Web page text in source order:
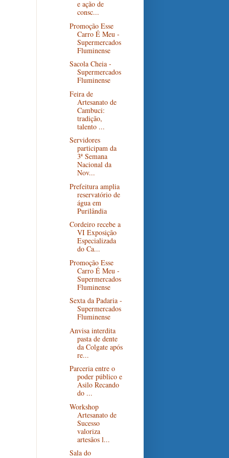
e ação de
consc...
Promoção Esse
Carro É Meu -
Supermercados
Fluminense
Sacola Cheia -
Supermercados
Fluminense
Feira de
Artesanato de
Cambuci:
tradição,
talento ...
Servidores
participam da
3ª Semana
Nacional da
Nov...
Prefeitura amplia
reservatório de
água em
Purilândia
Cordeiro recebe a
VI Exposição
Especializada
do Ca...
Promoção Esse
Carro É Meu -
Supermercados
Fluminense
Sexta da Padaria -
Supermercados
Fluminense
Anvisa interdita
pasta de dente
da Colgate após
re...
Parceria entre o
poder público e
Asilo Recando
do ...
Workshop
Artesanato de
Sucesso
valoriza
artesãos l...
Sala do